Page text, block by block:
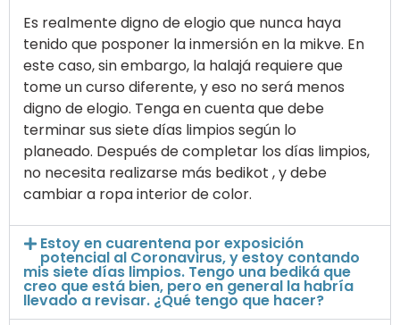
Es realmente digno de elogio que nunca haya
tenido que posponer la inmersión en la mikve. En
este caso, sin embargo, la halajá requiere que
tome un curso diferente, y eso no será menos
digno de elogio. Tenga en cuenta que debe
terminar sus siete días limpios según lo
planeado. Después de completar los días limpios,
no necesita realizarse más bedikot , y debe
cambiar a ropa interior de color.
Estoy en cuarentena por exposición
potencial al Coronavirus, y estoy contando
mis siete días limpios. Tengo una bediká que
creo que está bien, pero en general la habría
llevado a revisar. ¿Qué tengo que hacer?